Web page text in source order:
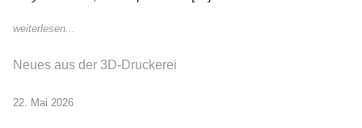
weiterlesen...
Neues aus der 3D-Druckerei
22. Mai 2026